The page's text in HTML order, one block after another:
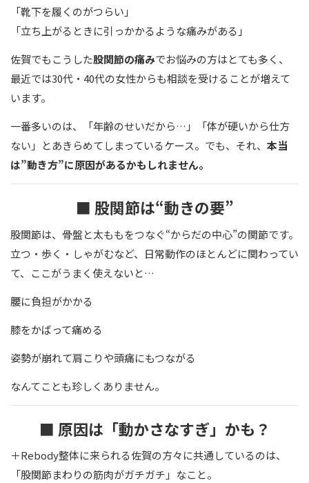
「靴下を履くのがつらい」
「立ち上がるときに引っかかるような痛みがある」
佐賀でもこうした股関節の痛みでお悩みの方はとても多く、
最近では30代・40代の女性からも相談を受けることが増えて
います。
一番多いのは、「年齢のせいだから…」「体が硬いから仕方
ない」とあきらめてしまっているケース。でも、それ、 本当
は”動き方”に原因があるかもしれません。
■ 股関節は“動きの要”
股関節は、骨盤と太ももをつなぐ“からだの中心”の関節です。
立つ・歩く・しゃがむなど、日常動作のほとんどに関わってい
て、ここがうまく使えないと…
腰に負担がかかる
膝をかばって痛める
姿勢が崩れて肩こりや頭痛にもつながる
なんてことも珍しくありません。
■ 原因は「動かさなすぎ」かも？
＋Rebody整体に来られる佐賀の方々に共通しているのは、
「股関節まわりの筋肉がガチガチ」なこと。